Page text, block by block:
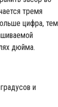
тремя
цифра, тем
дюйма.
и